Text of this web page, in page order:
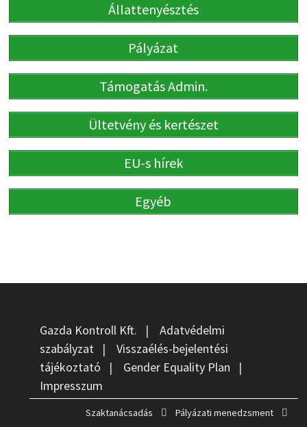
Állattenyésztés
Pályázat
Támogatás Admin.
Ültetvény és kertészet
EU-s hírek
Egyéb
Gazda Kontroll Kft. | Adatvédelmi
szabályzat| Visszaélés-bejelentési
tájékoztató | Gender Equality Plan |
Impresszum
Szaktanácsadás
Pályázati menedzsment